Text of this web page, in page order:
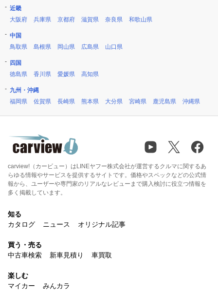
近畿
大阪府
兵庫県 京都府 滋賀県 奈良県 和歌山県
中国
鳥取県
島根県 岡山県 広島県 山口県
四国
徳島県
香川県 愛媛県 高知県
九州・沖縄
福岡県
佐賀県 長崎県 熊本県 大分県 宮崎県 鹿児島県 沖縄県
carview!（カービュー）はLINEヤフー株式会社が運営するクルマに関するあ
らゆる情報やサービスを提供するサイトです。価格やスペックなどの公式情
報から、ユーザーや専門家のリアルなレビューまで購入検討に役立つ情報を
多く掲載しています。
知る
カタログ
ニュース オリジナル記事
買う・売る
中古車検索
新車見積り 車買取
楽しむ
マイカー
みんカラ